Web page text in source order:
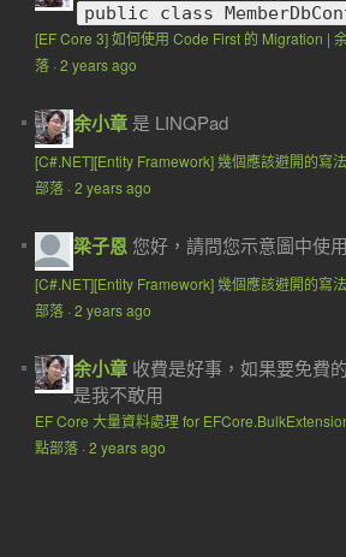
public class
[EF Core 3] 如何使用 Code First 的 Migration |
落· 2 years ago
余小章 是 LINQPad
[C#.NET][Entity Framework] 幾個應該避開的寫
部落· 2 years ago
梁子恩 您好，請問您示意圖中使
[C#.NET][Entity Framework] 幾個應該避開的寫
部落· 2 years ago
余小章 收費是好事，如果要免費
是我不敢用
EF Core 大量資料處理 for
點部落· 2 years ago